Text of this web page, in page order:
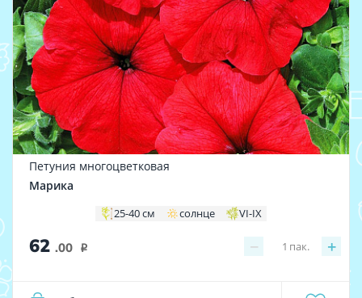
Петуния многоцветковая
Марика
25-40 см солнце VI-IX
62 .00 i − +
1 пак.